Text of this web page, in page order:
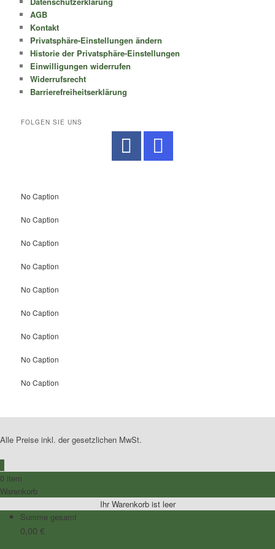
AGB
Kontakt
Privatsphäre-Einstellungen ändern
Historie der Privatsphäre-Einstellungen
Einwilligungen widerrufen
Widerrufsrecht
Barrierefreiheitserklärung
FOLGEN SIE UNS
No Caption
No Caption
No Caption
No Caption
No Caption
No Caption
No Caption
No Caption
No Caption
Alle Preise inkl. der gesetzlichen MwSt.
0 item
Warenkorb
Ihr Warenkorb ist leer
Summe gesamt
0,00 €